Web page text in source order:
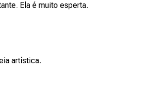
Ela é muito esperta.
artística.